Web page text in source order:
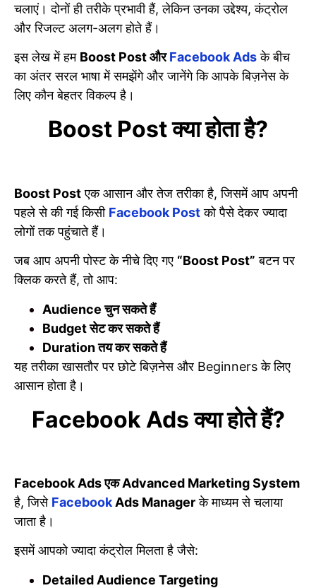
चलाएं। दोनों ही तरीके प्रभावी हैं, लेकिन उनका उद्देश्य, कंट्रोल
और रिजल्ट अलग-अलग होते हैं।
इस लेख में हम Boost Post औरFacebook Adsके बीच
का अंतर सरल भाषा में समझेंगे और जानेंगे कि आपके बिज़नेस के
लिए कौन बेहतर विकल्प है।
Boost Post क्या होता है?
Boost Postएक आसान और तेज तरीका है, जिसमें आप अपनी
पहले से की गई किसी Facebook Post को पैसे देकर ज्यादा
लोगों तक पहुंचाते हैं।
जब आप अपनी पोस्ट के नीचे दिए गए “Boost Post” बटन पर
क्लिक करते हैं, तो आप:
Audience चुन सकते हैं
Budget सेट कर सकते हैं
Duration तय कर सकते हैं
यह तरीका खासतौर पर छोटे बिज़नेस और Beginners के लिए
आसान होता है।
Facebook Ads क्या होते हैं?
Facebook Ads एक Advanced Marketing System
है, जिसे Facebook Ads Managerके माध्यम से चलाया
जाता है।
इसमें आपको ज्यादा कंट्रोल मिलता है जैसे:
Detailed Audience Targeting